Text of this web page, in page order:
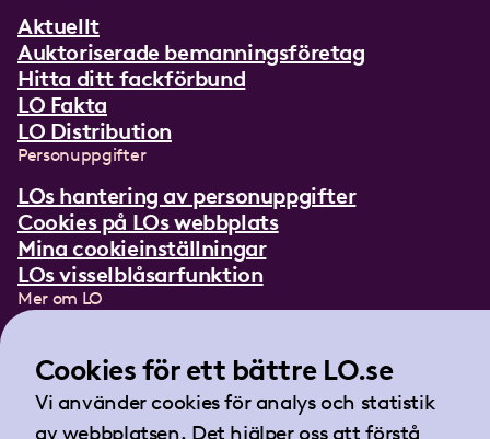
Aktuellt
Auktoriserade bemanningsföretag
Hitta ditt fackförbund
LO Fakta
LO Distribution
Personuppgifter
LOs hantering av personuppgifter
Cookies på LOs webbplats
Mina cookieinställningar
LOs visselblåsarfunktion
Mer om LO
Lättläst om LO
Teckenspråksfilm
Tidningen Arbetet
Cookies för ett bättre LO.se
Vi använder cookies för analys och statistik
av webbplatsen. Det hjälper oss att förstå